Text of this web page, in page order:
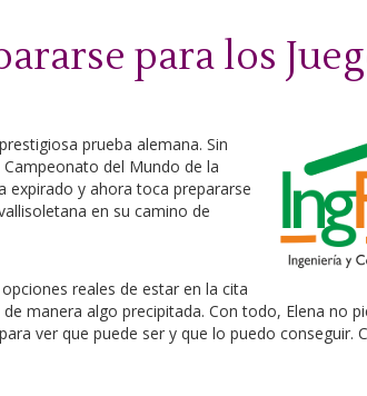
para los
prueba alemana. Sin
del Mundo de la
expirado y ahora toca prepararse
en su camino de
reales de estar en la cita
manera algo precipitada. Con todo, Elena no
ver que puede ser y que lo puedo conseguir.